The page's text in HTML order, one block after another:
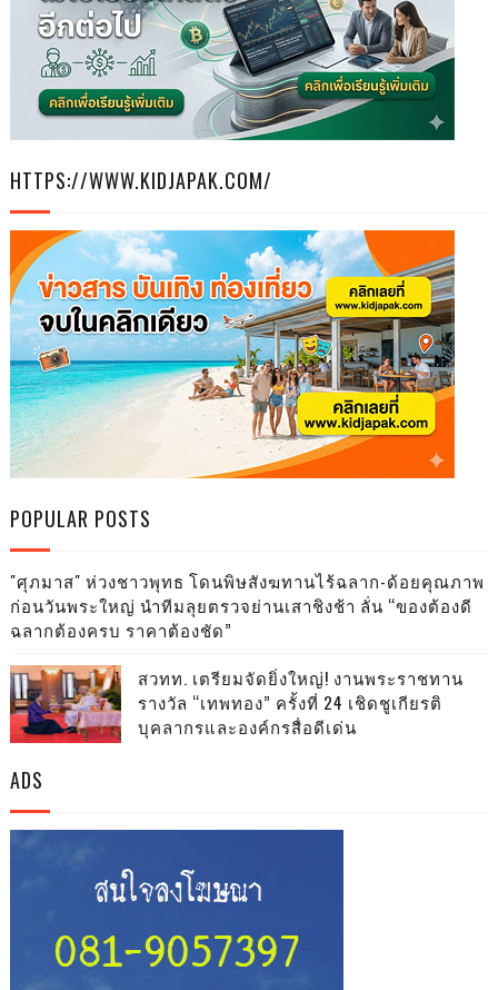
HTTPS://WWW.KIDJAPAK.COM/
POPULAR POSTS
"ศุภมาส" ห่วงชาวพุทธ โดนพิษสังฆทานไร้ฉลาก-ด้อยคุณภาพ
ก่อนวันพระใหญ่ นำทีมลุยตรวจย่านเสาชิงช้า ลั่น “ของต้องดี
ฉลากต้องครบ ราคาต้องชัด”
สวทท. เตรียมจัดยิ่งใหญ่! งานพระราชทาน
รางวัล “เทพทอง” ครั้งที่ 24 เชิดชูเกียรติ
บุคลากรและองค์กรสื่อดีเด่น
ADS